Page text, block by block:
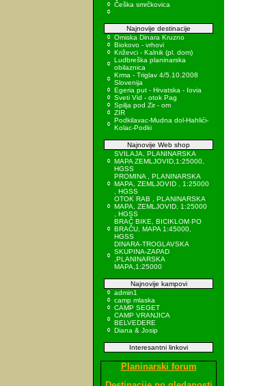
Češka smrčkovica
Najnovije destinacije
Omiska Dinara Kruzno
Biokovo - vrhovi
Križevci - Kalnik (pl. dom)
Ludbreška planinarska
obilaznica
Krma - Triglav 4/5.10.2008
Slovenija
Egeria put - Hrvatska - Iovia
Sveti Vid - otok Pag
Spilja pod Zir - om
ZIR
Podkilavac-Mudna dol-Hahlići-
Kolac-Podki
Najnovije Web shop
SVILAJA, PLANINARSKA
MAPA ZEMLJOVID,1:25000,
HGSS
PROMINA , PLANINARSKA
MAPA, ZEMLJOVID , 1:25000
, HGSS
OTOK RAB , PLANINARSKA
MAPA, ZEMLJOVID, 1:25000
, HGSS
BRAČ BIKE, BICIKLOM PO
BRAČU, MAPA 1:45000,
HGSS
DINARA-TROGLAVSKA
SKUPINA-ZAPAD
,PLANINARSKA
MAPA,1:25000
Najnovije kampovi
admin1
camp mlaska
CAMP SEGET
CAMP VRANJICA
BELVEDERE
Diana & Josip
Interesantni linkovi
Planinarski forum